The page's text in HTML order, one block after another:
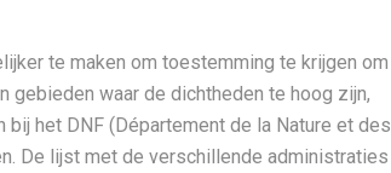
te maken om toestemming te krijgen om
gebieden waar de dichtheden te hoog zijn,
het DNF (Département de la Nature et des
De lijst met de verschillende administraties